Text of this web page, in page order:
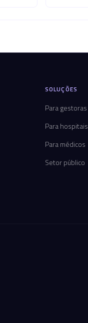
SOLUÇÕES
Para gestoras
Para hospitais
Para médicos
Setor público